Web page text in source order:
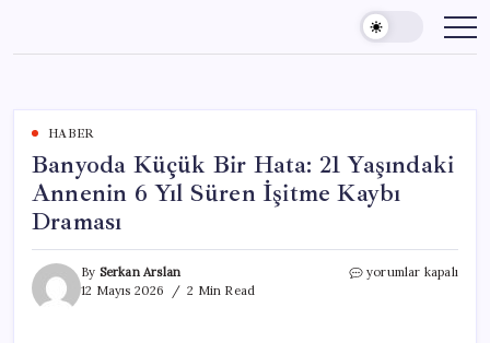
content
HABER
Banyoda Küçük Bir Hata: 21 Yaşındaki
Annenin 6 Yıl Süren İşitme Kaybı
Draması
By Serkan Arslan
12 Mayıs 2026
2 Min Read
Banyoda
yorumlar kapalı